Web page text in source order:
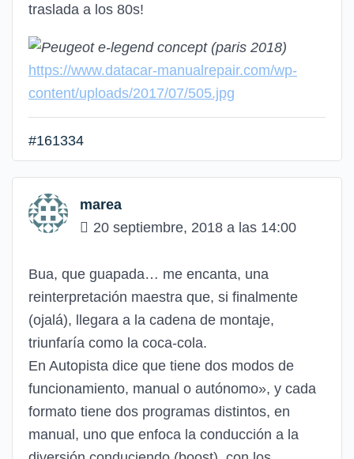
traslada a los 80s!
https://www.datacar-manualrepair.com/wp-
content/uploads/2017/07/505.jpg
#161334
marea
20 septiembre, 2018 a las 14:00
Bua, que guapada… me encanta, una
reinterpretación maestra que, si finalmente
(ojalá), llegara a la cadena de montaje,
triunfaría como la coca-cola.
En Autopista dice que tiene dos modos de
funcionamiento, manual o autónomo», y cada
formato tiene dos programas distintos, en
manual, uno que enfoca la conducción a la